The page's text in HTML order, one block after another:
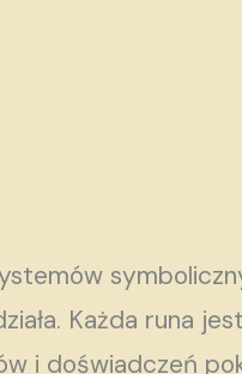
Każda runa
i doświadczeń